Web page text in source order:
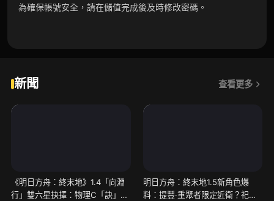
為確保帳號安全，請在儲值完成後及時修改密碼。
新聞 查看更多
《明日方舟：終末地》1.4「向淵
行」雙六星抉擇：物理C「訣」vs
明日方舟：終末地1.5新角色爆
料：提豐·重聚者限定近衛？祀、